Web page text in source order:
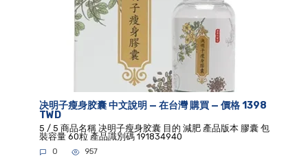
决明子瘦身胶囊 中文說明 — 在台灣 購買 — 價格 1398
TWD
5 / 5 商品名稱 决明子瘦身胶囊 目的 減肥 產品版本 膠囊 包
裝容量 60粒 產品識別碼 191834940
0 957